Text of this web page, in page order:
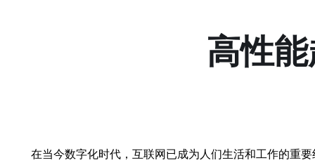
高性
在当今数字化时代，互联网已成为人们生活和工作的重